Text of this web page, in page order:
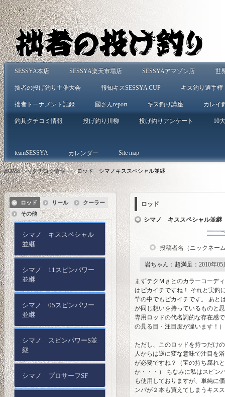
SESSYA本店 SESSYA楽天市場店 SESSYAアマゾン店 世
拙者の投げ釣り主催大会 報知キスSESSYA CUP キス釣り選手権
拙者トーナメント記録 國さんreport キス釣り講座 カレイ
釣具クチコミ情報 投げ釣り川柳 投げ釣りアンケート 10
teamSESSYA カレンダー Site map
HOME > クチコミ情報 > ロッド シマノキススペシャル並継
ロッド
シマノ キススペシャル並継
投稿者名（ニックネー
岩ちゃん：超満足：2010年05
まずテクＭｇとのカラーコーデ
はピカイチですね！ それと実釣
竿の中でもピカイチです。 あと
が同じ想いを持っているものと
専用ロッドの代名詞的な存在感
の見る目・注目度が違います！）
ただし、このロッドを持つだけ
人からは逆に変な意味で注目を
が必要ですね？（宝の持ち腐れ
か・・・） ちなみに私はスピン
も使用しておりますが、単純に
ンパが２本も買えてしまうキス
ロッド リール
クーラー
その他
シマノ キススペシャル
並継
シマノ 11スピンパワー
並継
シマノ 05スピンパワー
並継
シマノ スピンパワーS並
継
シマノ プロサーフSF